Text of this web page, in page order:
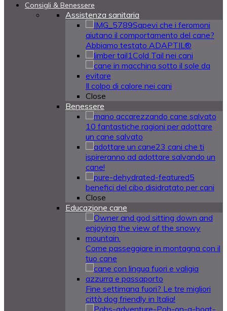
Consigli & Benessere
Assistenza sanitaria
Sapevi che i feromoni
aiutano il comportamento del cane?
Abbiamo testato ADAPTIL®
Cold Tail nei cani
Il colpo di calore nei cani
Close
Benessere
10 fantastiche ragioni per adottare
un cane salvato
23 cani che ti
ispireranno ad adottare salvando un
cane!
5
benefici del cibo disidratato per cani
Close
Educazione cane
Come passeggiare in montagna con il
tuo cane
Fine settimana fuori? Le tre migliori
città dog friendly in Italia!